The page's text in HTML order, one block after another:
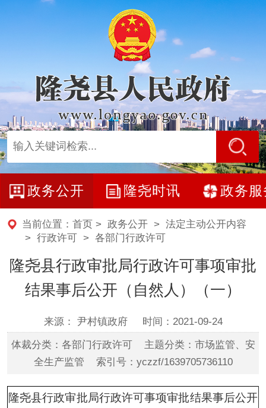
政务公开 隆尧时讯 政务服
当前位置： 首页 > 政务公开> 法定主动公开内容
> 行政许可 > 各部门行政许可
隆尧县行政审批局行政许可事项审批
结果事后公开（自然人）（一）
来源： 尹村镇政府 时间：2021-09-24
体裁分类：各部门行政许可 主题分类：市场监管、安
全生产监管 索引号：yczzf/1639705736110
隆尧县行政审批局行政许可事项审批结果事后公开